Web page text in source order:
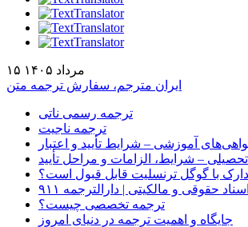
۱۵ مرداد ۱۴۰۵
ایران مترجم، سفارش ترجمه متن
ترجمه رسمی ناتی
ترجمه ناجیت
آموزشی – شرایط تأیید و اعتبار
– شرایط، الزامات و مراحل تأیید
با گوگل ترنسلیت قابل قبول است؟
حقوقی و مالکیتی | دارالترجمه ۹۱۱
ترجمه تخصصی چیست؟
جایگاه و اهمیت ترجمه در دنیای امروز